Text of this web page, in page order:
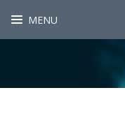
MENU